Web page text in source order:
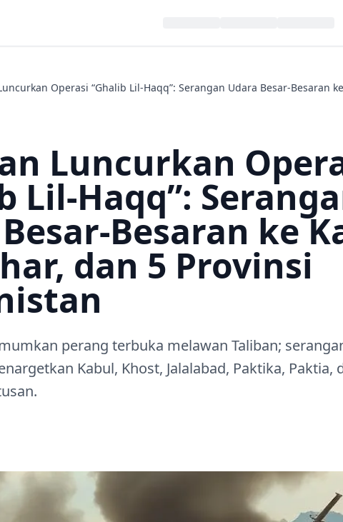
Operasi “Ghalib Lil‑Haqq”: Serangan Udara Besar‑Besaran
Luncurkan
Lil‑Haqq”:
ke
dan 5 Provinsi
perang terbuka melawan Taliban;
Kabul, Khost, Jalalabad, Paktika, Paktia,